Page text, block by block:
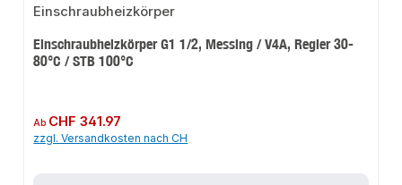
Einschraubheizkörper G1 1/2, Messing / V4A, Regler 30-
80°C / STB 100°C
Regulärer Preis:
Ab CHF 341.97
zzgl. Versandkosten nach CH